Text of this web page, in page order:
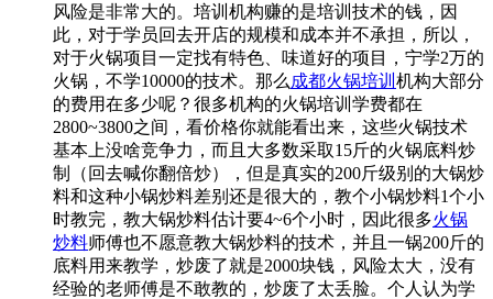
风险是非常大的。培训机构赚的是培训技术的钱，因
此，对于学员回去开店的规模和成本并不承担，所以，
对于火锅项目一定找有特色、味道好的项目，宁学2万的
火锅，不学10000的技术。那么 成都火锅培训 机构大部分
的费用在多少呢？很多机构的火锅培训学费都在
2800~3800之间，看价格你就能看出来，这些火锅技术
基本上没啥竞争力，而且大多数采取15斤的火锅底料炒
制（回去喊你翻倍炒），但是真实的200斤级别的大锅炒
料和这种小锅炒料差别还是很大的，教个小锅炒料1个小
时教完，教大锅炒料估计要4~6个小时，因此很多火锅
炒料师傅也不愿意教大锅炒料的技术，并且一锅200斤的
底料用来教学，炒废了就是2000块钱，风险太大，没有
经验的老师傅是不敢教的，炒废了太丢脸。个人认为学